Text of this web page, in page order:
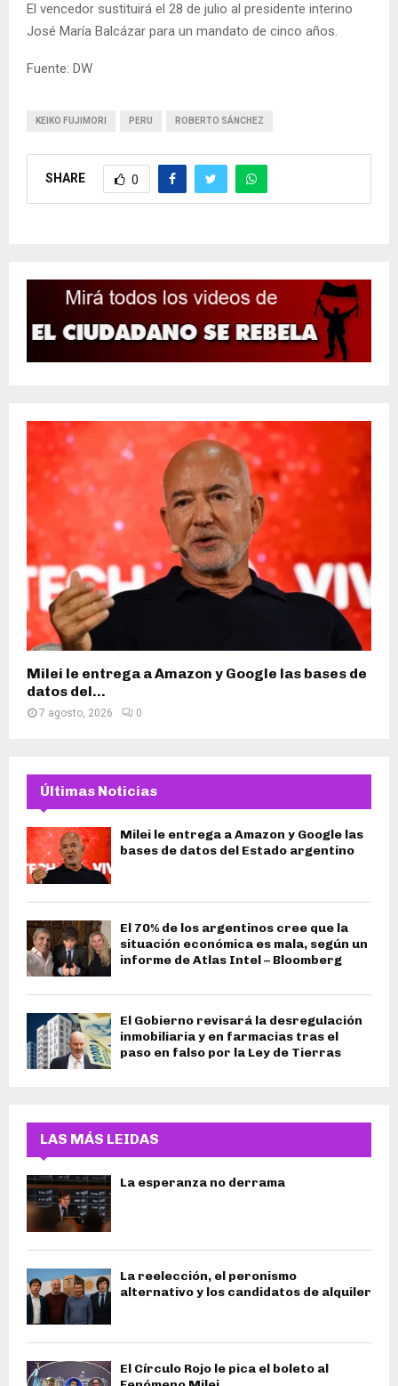
El vencedor sustituirá el 28 de julio al presidente interino
José María Balcázar para un mandato de cinco años.
Fuente: DW
KEIKO FUJIMORI PERU ROBERTO SÁNCHEZ
SHARE 0
Milei le entrega a Amazon y Google las bases de
datos del...
7 agosto, 2026 0
Últimas Noticias
Milei le entrega a Amazon y Google las
bases de datos del Estado argentino
El 70% de los argentinos cree que la
situación económica es mala, según un
informe de Atlas Intel – Bloomberg
El Gobierno revisará la desregulación
inmobiliaria y en farmacias tras el
paso en falso por la Ley de Tierras
LAS MÁS LEIDAS
La esperanza no derrama
La reelección, el peronismo
alternativo y los candidatos de alquiler
El Círculo Rojo le pica el boleto al